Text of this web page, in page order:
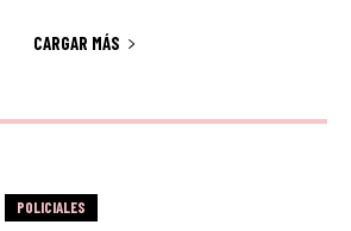
CARGAR MÁS
POLICIALES